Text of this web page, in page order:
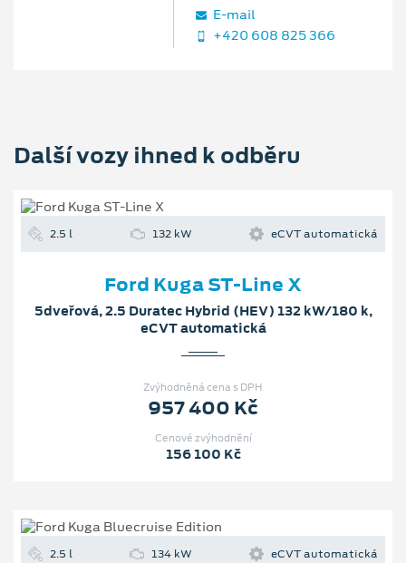
E‑mail
+420 608 825 366
Další vozy ihned k odběru
2.5 l 132 kW eCVT automatická
Ford Kuga ST-Line X
5dveřová, 2.5 Duratec Hybrid (HEV) 132 kW/180 k,
eCVT automatická
Zvýhodněná cena s DPH
957 400 Kč
Cenové zvýhodnění
156 100 Kč
2.5 l 134 kW eCVT automatická